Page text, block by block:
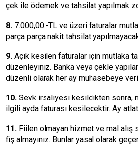
çek ile ödemek ve tahsilat yapılmak
8. 7.000,00.-TL ve üzeri faturalar
parça parça nakit tahsilat
9. Açık kesilen faturalar için mutlaka
düzenleyiniz. Banka veya çekle
düzenli olarak her ay muhasebeye
10. Sevk irsaliyesi kesildikten sonra,
ilgili ayda faturası kesilecektir. Ay
11. Fiilen olmayan hizmet ve mal alış
fiş almayınız. Bunlar yasal olarak